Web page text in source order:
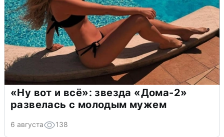
«Ну вот и всё»: звезда «Дома-2»
развелась с молодым мужем
6 августа 138